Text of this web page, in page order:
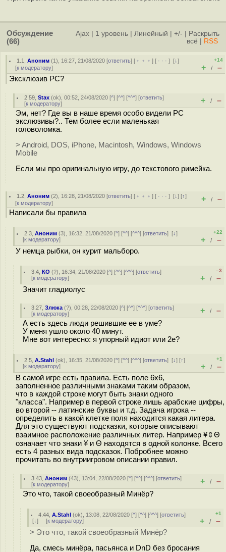
Обсуждение
(66)
Ajax 1 уровень Линейный +/-
Раскрыть
всё
RSS
1.1 ,Аноним (1), 16:27, 21/08/2020 [ответить] [ ﹢﹢﹢] [ · · ·][↓]
[к модератору]
+14
+ / –
Эксклюзив PC?
2.59 ,Stax (ok), 00:52, 24/08/2020 [^] [^^] [^^^] [ответить]
[к модератору] + / –
Эм, нет? Где вы в наше время особо видели PC
экслюзивы?.. Тем более если маленькая
головоломка.
> Android, DOS, iPhone, Macintosh, Windows, Windows
Mobile
Если мы про оригинальную игру, до текстового римейка.
1.2 ,Аноним (2), 16:28, 21/08/2020 [ответить] [ ﹢﹢﹢] [ · · ·][↓] [↑]
[к модератору] + / –
Написали бы правила
2.3 ,Аноним (3), 16:32, 21/08/2020 [^] [^^] [^^^] [ответить][↓]
[к модератору]
+22
+ / –
У немца рыбки, он курит мальборо.
3.4 ,КО (?), 16:34, 21/08/2020 [^] [^^] [^^^] [ответить]
[к модератору]
–3
+ / –
Значит гладиолус
3.27 ,Злюка (?), 00:28, 22/08/2020 [^] [^^] [^^^] [ответить]
[к модератору] + / –
А есть здесь люди решившие ее в уме?
У меня ушло около 40 минут.
Мне вот интересно: я упорный идиот или 2е?
2.5 ,A.Stahl (ok), 16:35, 21/08/2020 [^] [^^] [^^^] [ответить][↓] [↑]
[к модератору]
+1
+ / –
В самой игре есть правила. Есть поле 6х6,
заполненное различными знаками таким образом,
что в каждой строке могут быть знаки одного
"класса". Например в первой строке лишь арабские цифры,
во второй -- латинские буквы и т.д. Задача игрока --
определить в какой клетке поля находится какая литера.
Для это существуют подсказки, которые описывают
взаимное расположение различных литер. Например ¥⇕Θ
означает что знаки ¥ и Θ находятся в одной колонке. Всего
есть 4 разных вида подсказок. Побробнее можно
прочитать во внутриигровом описании правил.
3.43 ,Аноним (43), 13:04, 22/08/2020 [^] [^^] [^^^] [ответить]
[к модератору] + / –
Это что, такой своеобразный Минёр?
4.44 ,A.Stahl (ok), 13:08, 22/08/2020 [^] [^^] [^^^] [ответить]
[↓] [к модератору]
+1
+ / –
> Это что, такой своеобразный Минёр?
Да, смесь минёра, пасьянса и DnD без бросания